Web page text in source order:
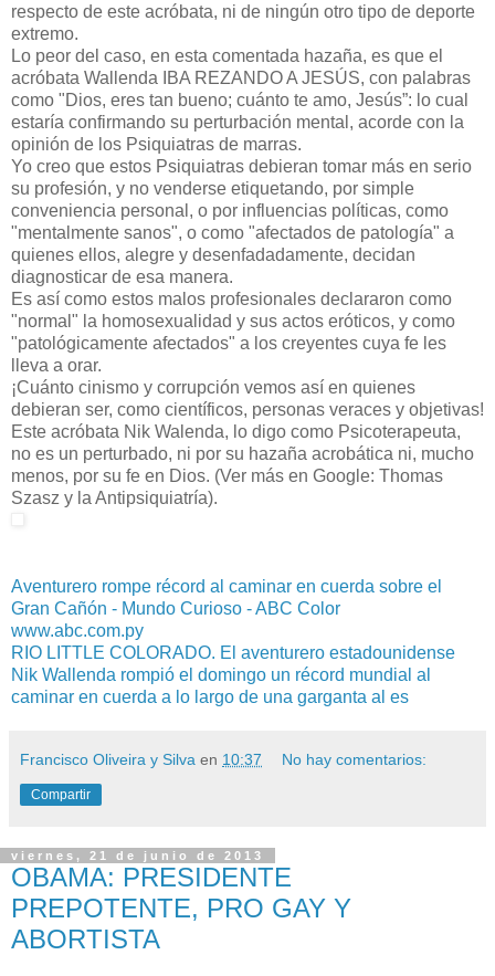
respecto de este acróbata, ni de ningún otro tipo de deporte
extremo.
Lo peor del caso, en esta comentada hazaña, es que el
acróbata Wallenda IBA REZANDO A JESÚS, con palabras
como "Dios, eres tan bueno; cuánto te amo, Jesús”: lo cual
estaría confirmando su perturbación mental, acorde con la
opinión de los Psiquiatras de marras.
Yo creo que estos Psiquiatras debieran tomar más en serio
su profesión, y no venderse etiquetando, por simple
conveniencia personal, o por influencias políticas, como
"mentalmente sanos", o como "afectados de patología" a
quienes ellos, alegre y desenfadadamente, decidan
diagnosticar de esa manera.
Es así como estos malos profesionales declararon como
"normal" la homosexualidad y sus actos eróticos, y como
"patológicamente afectados" a los creyentes cuya fe les
lleva a orar.
¡Cuánto cinismo y corrupción vemos así en quienes
debieran ser, como científicos, personas veraces y objetivas!
Este acróbata Nik Walenda, lo digo como Psicoterapeuta,
no es un perturbado, ni por su hazaña acrobática ni, mucho
menos, por su fe en Dios. (Ver más en Google: Thomas
Szasz y la Antipsiquiatría).
Aventurero rompe récord al caminar en cuerda sobre el
Gran Cañón - Mundo Curioso - ABC Color
www.abc.com.py
RIO LITTLE COLORADO. El aventurero estadounidense
Nik Wallenda rompió el domingo un récord mundial al
caminar en cuerda a lo largo de una garganta al es
Francisco Oliveira y Silva en 10:37 No hay comentarios:
Compartir
viernes, 21 de junio de 2013
OBAMA: PRESIDENTE
PREPOTENTE, PRO GAY Y
ABORTISTA